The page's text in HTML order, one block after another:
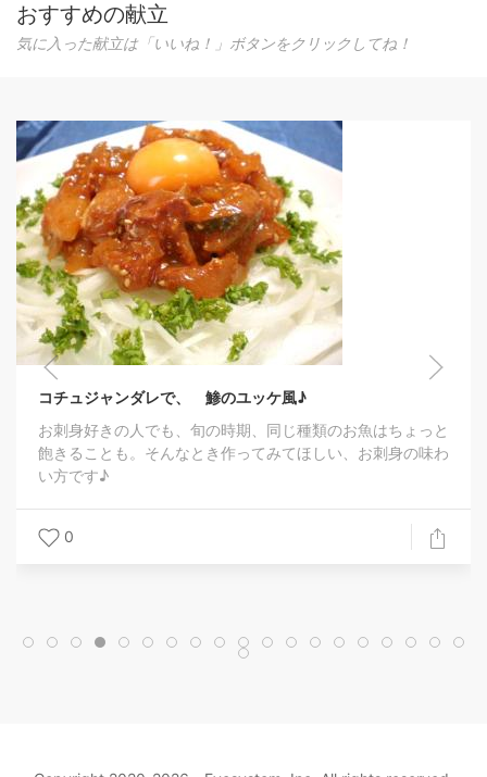
おすすめの献立
気に入った献立は「いいね！」ボタンをクリックしてね！
コチュジャンダレで、 鯵のユッケ風♪
お刺身好きの人でも、旬の時期、同じ種類のお魚はちょっと
飽きることも。そんなとき作ってみてほしい、お刺身の味わ
い方です♪
0